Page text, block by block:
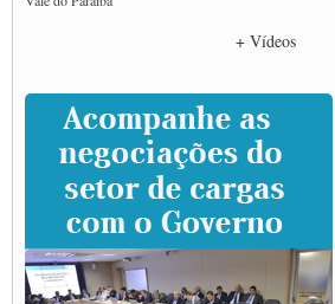
CNTTL e entidades dos caminhoneiros conversam
Caminhoneiros prometem paralisação e cobram diálogo
CNTTL e lideranças de caminhoneiros participam de
rodovias
Paulinho e Litti debatem política global para transporte
SUTCRA no Uruguai
Grande Conquista da Categoria transporte de Cargas
ENCONTRO INTERNACIONAL EM APOIO A
DO BRASIL E A ELEIÇÃO 2022
Carta às Brasileiras e aos Brasileiros em Defesa do
+ Vídeos